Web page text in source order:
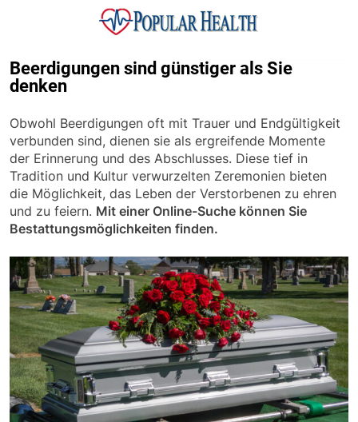
Popular Health
Beerdigungen sind günstiger als Sie
denken
Obwohl Beerdigungen oft mit Trauer und Endgültigkeit
verbunden sind, dienen sie als ergreifende Momente
der Erinnerung und des Abschlusses. Diese tief in
Tradition und Kultur verwurzelten Zeremonien bieten
die Möglichkeit, das Leben der Verstorbenen zu ehren
und zu feiern. Mit einer Online-Suche können Sie
Bestattungsmöglichkeiten finden.